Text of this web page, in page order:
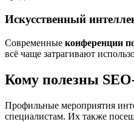
Искусственный
Современные конференции
всё чаще затрагивают
Кому полезны
Профильные мероприятия
специалистам. Их также